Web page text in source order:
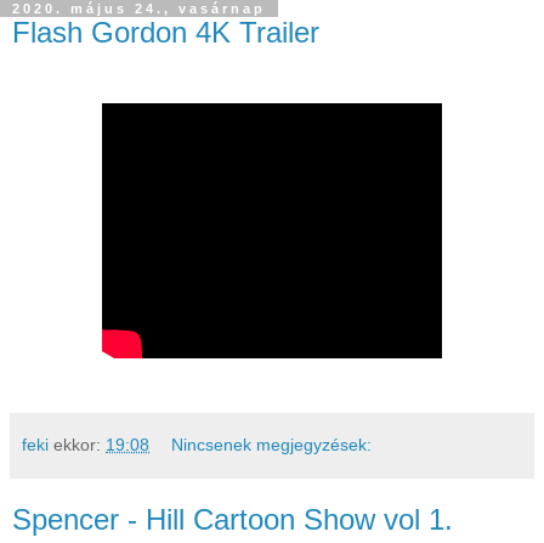
2020. május 24., vasárnap
Flash Gordon 4K Trailer
feki ekkor: 19:08 Nincsenek megjegyzések:
Spencer - Hill Cartoon Show vol 1.